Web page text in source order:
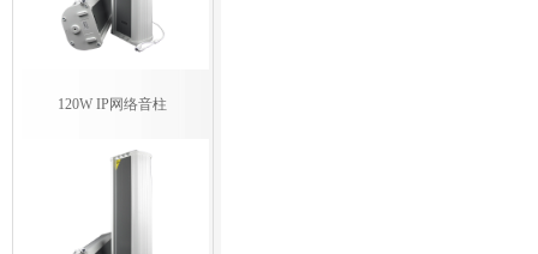
120W IP网络音柱